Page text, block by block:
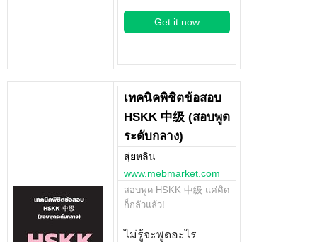
Get it now
เทคนิคพิชิตข้อสอบ
HSKK 中级 (สอบพูด
ระดับกลาง)
สุ่ยหลิน
www.mebmarket.com
สอบพูด HSKK 中级 แค่คิด
ก็กลัวแล้ว!
ไม่รู้จะพูดอะไร